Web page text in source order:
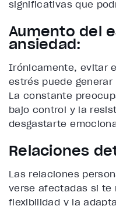
significativas que
Aumento del
ansiedad:
Irónicamente, evitar
estrés puede generar
La constante
bajo control y la
desgastarte
Relaciones
Las relaciones
verse afectadas si te
flexibilidad y la